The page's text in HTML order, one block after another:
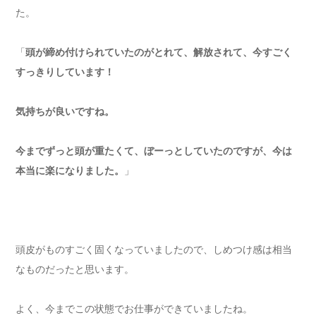
た。
「頭が締め付けられていたのがとれて、解放されて、今すごく
すっきりしています！
気持ちが良いですね。
今までずっと頭が重たくて、ぼーっとしていたのですが、今は
本当に楽になりました。
」
頭皮がものすごく固くなっていましたので、しめつけ感は相当
なものだったと思います。
よく、今までこの状態でお仕事ができていましたね。